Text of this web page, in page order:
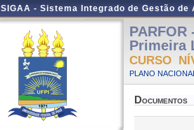
SIGAA - Sistema Integrado de Gestão
PARFOR
Primeira
CURSO
PLANO
Documentos